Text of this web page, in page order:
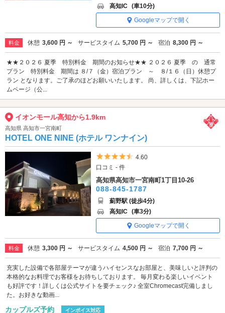
高知IC (車10分)
Googleマップで開く
料金 休憩 3,600 円 ～ サービスタイム 5,700 円 ～ 宿泊 8,300 円 ～
★★２０２６ 夏季 特別料金 期間のお知らせ★★ ２０２６ 夏季 の 通常
プラン 特別料金 期間は ８/７（金）宿泊プラン ～ ８/１６（日）休憩プ
ラン となります。ご了承のほどお願いいたします。 尚、詳しくは、下記ホー
ムページ（公...
イオンモール高知から1.9km
高知県 高知市一宮南町
HOTEL ONE NINE (ホテル ワンナイン)
5つ星のうち4.5
4.60
口コミ - 件
高知県高知市一宮南町1丁目10-26
088-845-1787
薊野駅 (徒歩4分)
高知IC (車3分)
Googleマップで開く
料金 休憩 3,300 円 ～ サービスタイム 4,500 円 ～ 宿泊 7,700 円 ～
充実した設備で各部屋テーマが違うハイセンスなお部屋と、美味しいと評判の
本格的なお料理でお客様をお待ちしております。 毎月変わる楽しいイベント
も好評です！詳しくは公式サイトを要チェック♪ 全室Chromecast完備しまし
た。お好きな動画...
カップルズ予約 インボイス対応